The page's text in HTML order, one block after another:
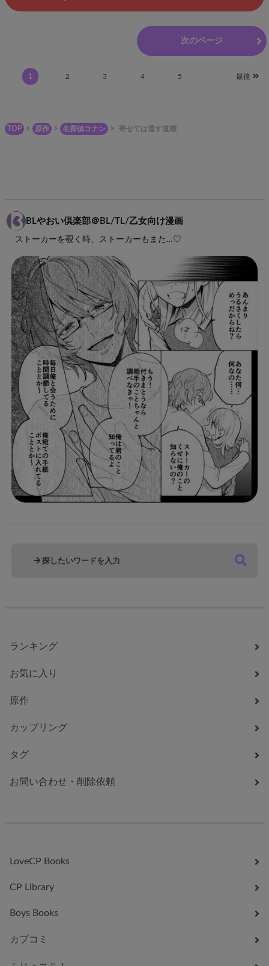
次のページ
1 2 3 4 5 最後
TOP 原作 名探偵コナン 寄せては還す道標
BLやおい倶楽部＠BL/TL/乙女向け漫画
ストーカーを覗く時、ストーカーもまた…♡
ランキング
お気に入り
原作
カップリング
タグ
お問い合わせ・削除依頼
LoveCP Books
CP Library
Boys Books
カプコミ